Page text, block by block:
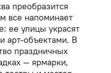
преобразится
все напоминает
ее улицы украсят
арт-объектами. В
праздничных
— ярмарки,